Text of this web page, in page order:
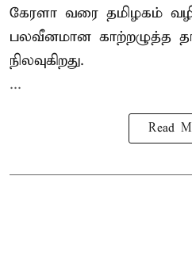
கேரளா வரை தமிழகம்
பலவீனமான காற்றழுத்த
நிலவுகிறது.
...
Read